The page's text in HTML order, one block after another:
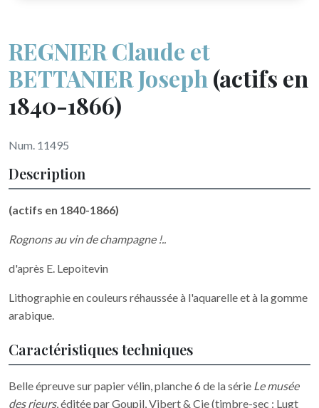
REGNIER Claude et
BETTANIER Joseph (actifs en
1840-1866)
Num. 11495
Description
(actifs en 1840-1866)
Rognons au vin de champagne !..
d'après E. Lepoitevin
Lithographie en couleurs réhaussée à l'aquarelle et à la gomme
arabique.
Caractéristiques techniques
Belle épreuve sur papier vélin, planche 6 de la série Le musée
des rieurs, éditée par Goupil, Vibert & Cie (timbre-sec : Lugt